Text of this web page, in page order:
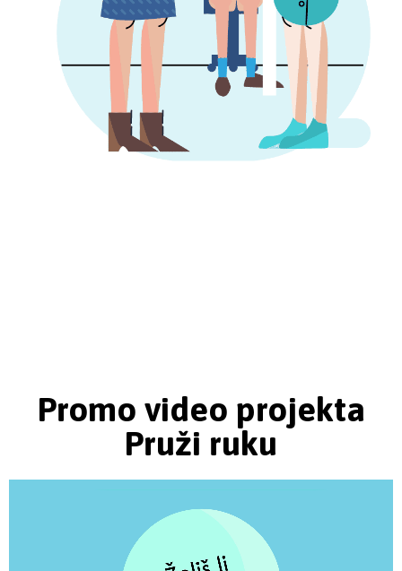
Promo video projekta
Pruži ruku